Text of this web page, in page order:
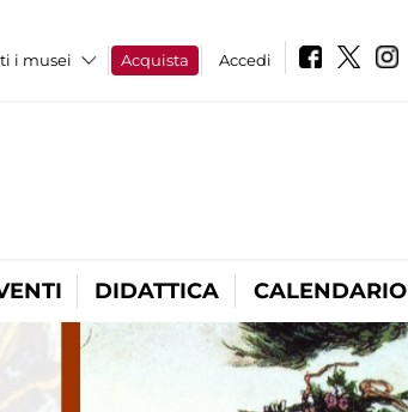
i musei Acquista Accedi
DIDATTICA CALENDARIO